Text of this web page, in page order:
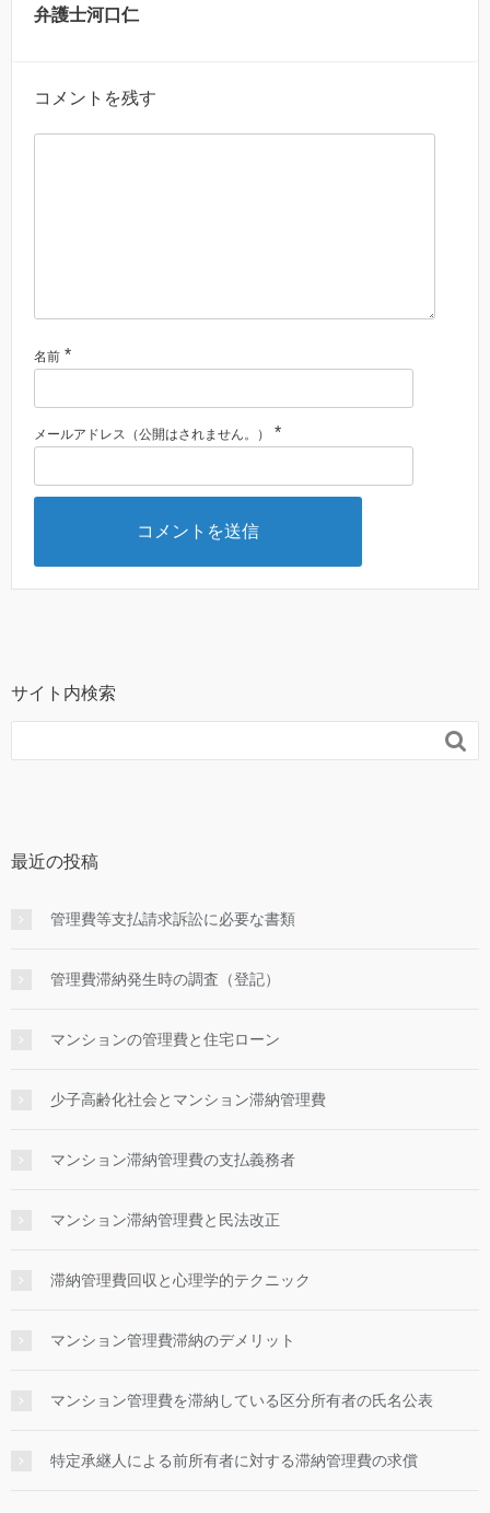
弁護士河口仁
コメントを残す
名前 *
メールアドレス（公開はされません。） *
サイト内検索

最近の投稿
管理費等支払請求訴訟に必要な書類
管理費滞納発生時の調査（登記）
マンションの管理費と住宅ローン
少子高齢化社会とマンション滞納管理費
マンション滞納管理費の支払義務者
マンション滞納管理費と民法改正
滞納管理費回収と心理学的テクニック
マンション管理費滞納のデメリット
マンション管理費を滞納している区分所有者の氏名公表
特定承継人による前所有者に対する滞納管理費の求償